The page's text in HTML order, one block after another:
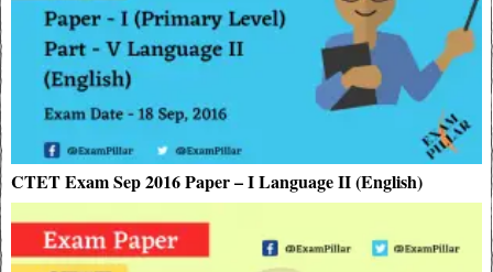
CTET Exam Sep 2016 Paper – I Language II (English)